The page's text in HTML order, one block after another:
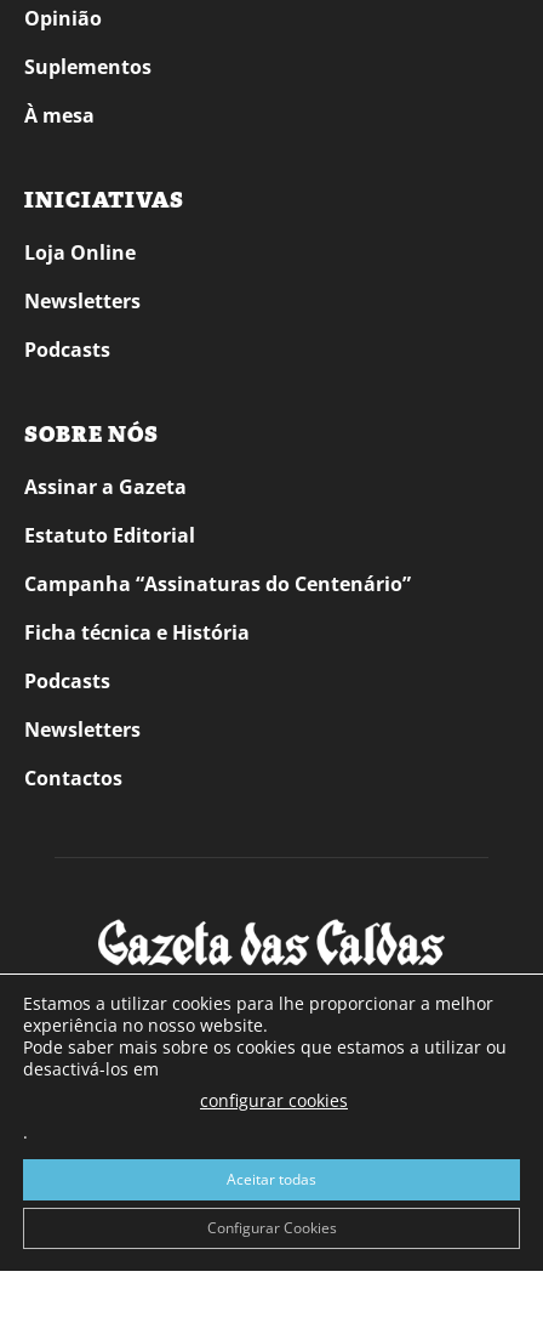
Opinião
Suplementos
À mesa
INICIATIVAS
Loja Online
Newsletters
Podcasts
SOBRE NÓS
Assinar a Gazeta
Estatuto Editorial
Campanha “Assinaturas do Centenário”
Ficha técnica e História
Podcasts
Newsletters
Contactos
SOBRE NÓS
Com sede nas Caldas da Rainha e mais de 90 anos de
a sul de distrito de Leiria, com mais de 40.000 leitores por
toda a região Oeste. Jornal com distribuição em Portugal
Continental e assinatura online.
Estamos a utilizar cookies para lhe proporcionar a melhor
experiência no nosso website.
Pode saber mais sobre os cookies que estamos a utilizar ou
desactivá-los em
configurar cookies
.
Aceitar todas
Configurar Cookies